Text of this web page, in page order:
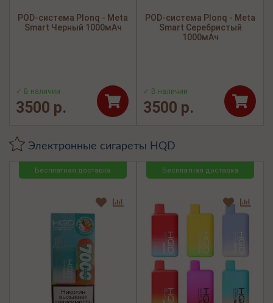
POD-система Plonq - Meta
Smart Черный 1000мАч
✓ В наличии
3500 р.
POD-система Plonq - Meta
Smart Серебристый
1000мАч
✓ В наличии
3500 р.
Электронные сигареты HQD
Бесплатная доставка Бесплатная доставка